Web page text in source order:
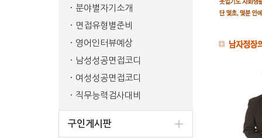
분야별자기소개
면접유형별준비
영어인터뷰예상
남성성공면접코디
여성성공면접코디
직무능력검사대비
구인게시판